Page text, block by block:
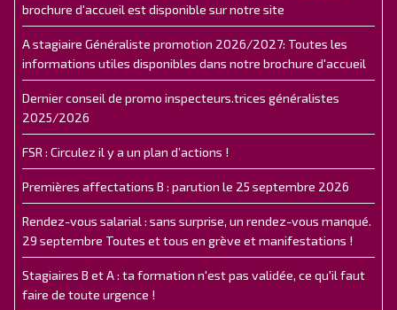
brochure d'accueil est disponible sur notre site
A stagiaire Généraliste promotion 2026/2027: Toutes les
informations utiles disponibles dans notre brochure d'accueil
Dernier conseil de promo inspecteurs.trices généralistes
2025/2026
FSR : Circulez il y a un plan d’actions !
Premières affectations B : parution le 25 septembre 2026
Rendez-vous salarial : sans surprise, un rendez-vous manqué.
29 septembre Toutes et tous en grève et manifestations !
Stagiaires B et A : ta formation n'est pas validée, ce qu'il faut
faire de toute urgence !